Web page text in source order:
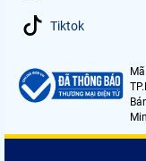
Tiktok